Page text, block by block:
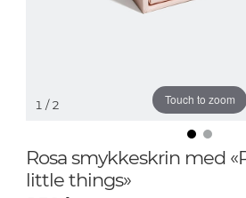
Touch to zoom
1 / 2
Rosa smykkeskrin med
little things»